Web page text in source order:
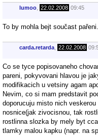
lumoo 22.02.2008 09:45
To by mohla bejt součast pařeni.
carda.retarda 22.02.2008
Co se tyce popisovaneho
pareni, pokyvovani hlavou je
modifikacich u vetsiny agam
Nevim, co si mam predstavit
doporucuju misto nich
nosnice(jak zivocisnou, tak
rostlinna slozka by mely byt
tlamky malou kapku (napr. na